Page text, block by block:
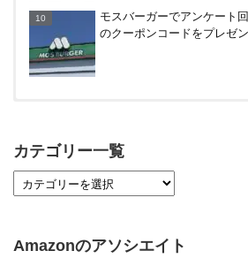
モスバーガーでアンケート
のクーポンコードをプレゼン
【7/21まで】エアウォレッ
カテゴリー一覧
Amazonのアソシエイト